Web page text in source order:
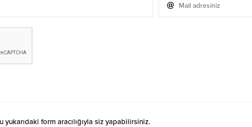
yukarıdaki form aracılığıyla siz yapabilirsiniz.